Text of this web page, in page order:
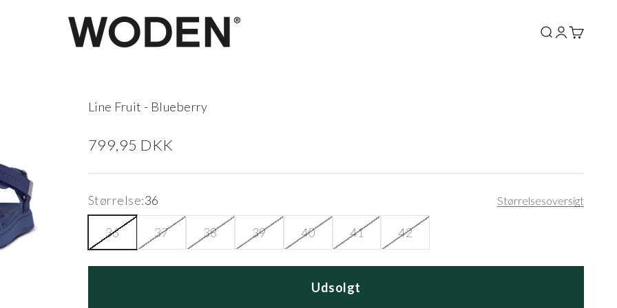
woden.dk
SøgLog ind
Kurv
Line Fruit - Blueberry
Salgspris
799,95 DKK
Størrelse:36 Størrelsesoversigt
36 37 38 39 40 41 42
Udsolgt